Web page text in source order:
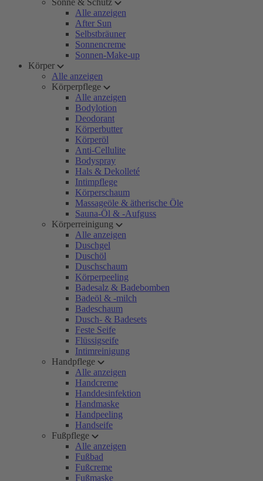
Sonne & Schutz
Alle anzeigen
After Sun
Selbstbräuner
Sonnencreme
Sonnen-Make-up
Körper
Alle anzeigen
Körperpflege
Alle anzeigen
Bodylotion
Deodorant
Körperbutter
Körperöl
Anti-Cellulite
Bodyspray
Hals & Dekolleté
Intimpflege
Körperschaum
Massageöle & ätherische Öle
Sauna-Öl & -Aufguss
Körperreinigung
Alle anzeigen
Duschgel
Duschöl
Duschschaum
Körperpeeling
Badesalz & Badebomben
Badeöl & -milch
Badeschaum
Dusch- & Badesets
Feste Seife
Flüssigseife
Intimreinigung
Handpflege
Alle anzeigen
Handcreme
Handdesinfektion
Handmaske
Handpeeling
Handseife
Fußpflege
Alle anzeigen
Fußbad
Fußcreme
Fußmaske